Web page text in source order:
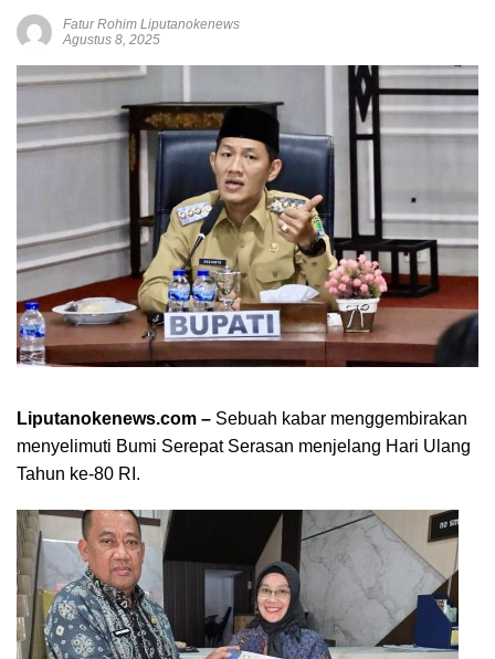
Fatur Rohim Liputanokenews
Agustus 8, 2025
Liputanokenews.com – Sebuah kabar menggembirakan
menyelimuti Bumi Serepat Serasan menjelang Hari Ulang
Tahun ke-80 RI.